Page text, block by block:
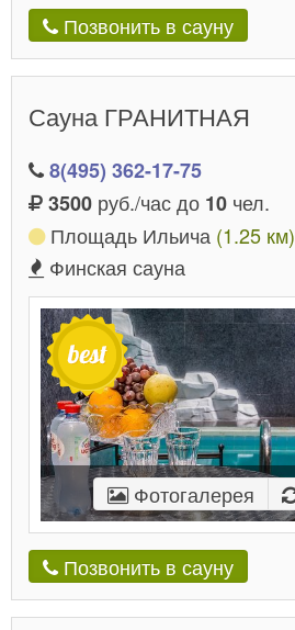
Позвонить в сауну
Сауна ГРАНИТНАЯ
8(495) 362-17-75
3500 руб./час до 10 чел.
Площадь Ильича (1.25 км)
Финская сауна
Фотогалерея
Позвонить в сауну